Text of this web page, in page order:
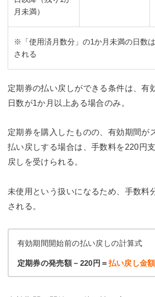
月未満）
※「使用済月数分」の1か月未満の日数
される
定期券の払い戻しができる条件は、有
日数が1か月以上ある場合のみ。
定期券を購入したものの、有効期間が
払い戻しする場合は、手数料を220円
戻しを受けられる。
未使用という扱いになるため、手数料
される。
有効期間開始前の払い戻しの計算式
定期券の発売額－220円＝ 払い戻し金額